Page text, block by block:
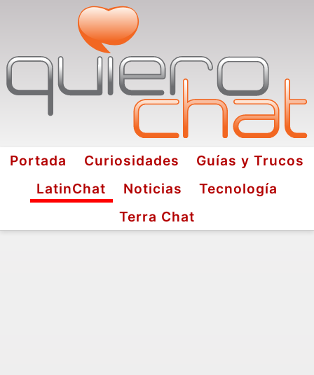
Portada Curiosidades
Guías y Trucos
LatinChat
Noticias
Tecnología
Terra Chat